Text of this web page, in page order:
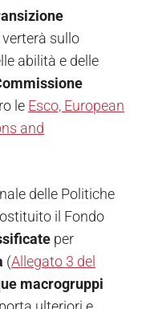
sullo
abilità e delle
le Esco, European
and
delle Politiche
il Fondo
per
(Allegato 3 del
macrogruppi